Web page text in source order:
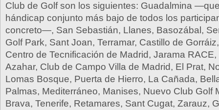
Club de Golf son los siguientes: Guadalmina
hándicap conjunto más bajo de todos los
concreto—, San Sebastián, Llanes, Basozábal,
Golf Park, Sant Joan, Terramar, Castillo de
Centro de Tecnificación de Madrid, Jarama
Azahar, Club de Campo Villa de Madrid, El Prat,
Lomas Bosque, Puerta de Hierro, La Cañada,
Palmas, Mediterráneo, Manises, Nuevo Club Golf
Brava, Tenerife, Retamares, Sant Cugat, Zarauz,